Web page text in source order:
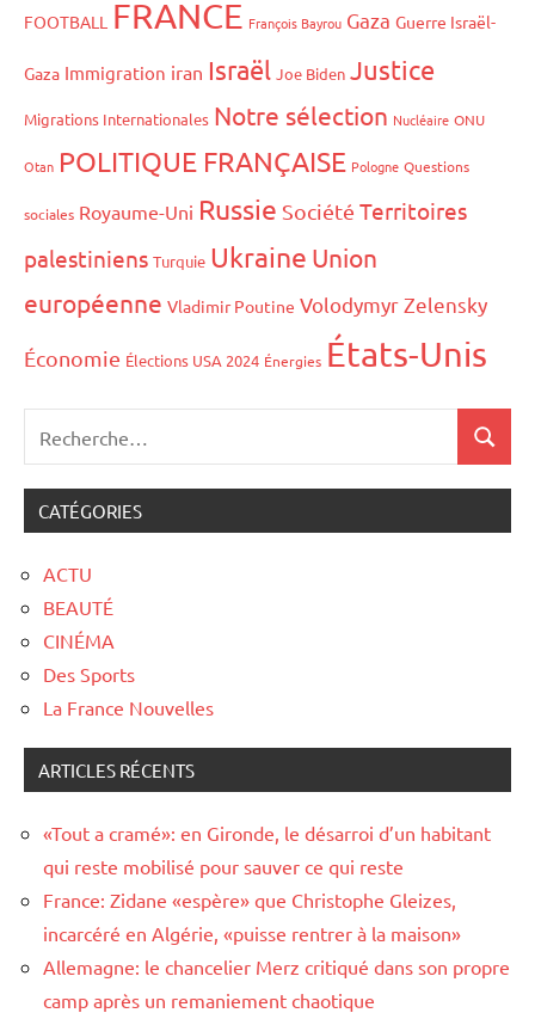
FOOTBALL FRANCE François Bayrou Gaza Guerre Israël-
Gaza Immigration iran Israël Joe Biden Justice
Migrations Internationales Notre sélection Nucléaire ONU
Otan POLITIQUE FRANÇAISE Pologne Questions
sociales Royaume-Uni Russie Société Territoires
palestiniens Turquie Ukraine Union
européenne Vladimir Poutine Volodymyr Zelensky
Économie Élections USA 2024 Énergies États-Unis
CATÉGORIES
ACTU
BEAUTÉ
CINÉMA
Des Sports
La France Nouvelles
ARTICLES RÉCENTS
«Tout a cramé»: en Gironde, le désarroi d’un habitant
qui reste mobilisé pour sauver ce qui reste
France: Zidane «espère» que Christophe Gleizes,
incarcéré en Algérie, «puisse rentrer à la maison»
Allemagne: le chancelier Merz critiqué dans son propre
camp après un remaniement chaotique